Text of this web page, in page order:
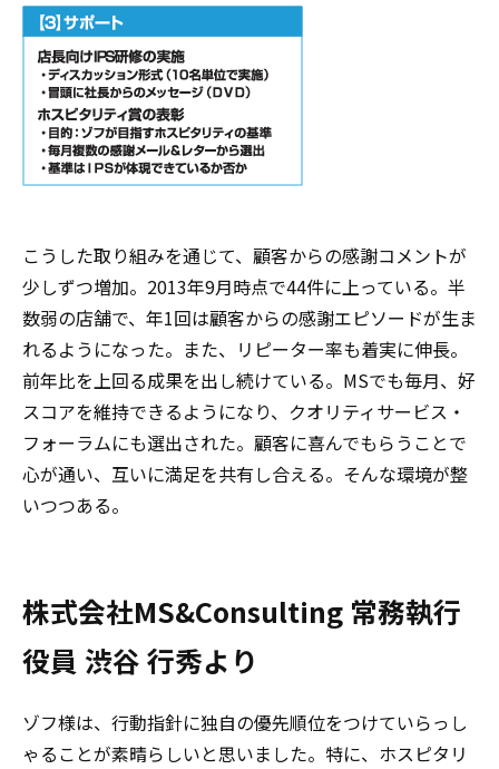
こうした取り組みを通じて、顧客からの感謝コメントが
少しずつ増加。2013年9月時点で44件に上っている。半
数弱の店舗で、年1回は顧客からの感謝エピソードが生ま
れるようになった。また、リピーター率も着実に伸長。
前年比を上回る成果を出し続けている。MSでも毎月、好
スコアを維持できるようになり、クオリティサービス・
フォーラムにも選出された。顧客に喜んでもらうことで
心が通い、互いに満足を共有し合える。そんな環境が整
いつつある。
株式会社MS&Consulting 常務執行
役員 渋谷 行秀より
ゾフ様は、行動指針に独自の優先順位をつけていらっし
ゃることが素晴らしいと思いました。特に、ホスピタリ